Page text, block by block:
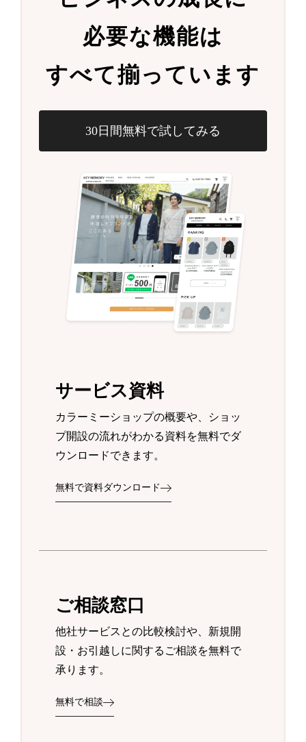
必要な機能は
すべて揃っています
30日間無料で試してみる
サービス資料
カラーミーショップの概要や、ショッ
プ開設の流れがわかる資料を無料でダ
ウンロードできます。
無料で資料ダウンロード
ご相談窓口
他社サービスとの比較検討や、新規開
設・お引越しに関するご相談を無料で
承ります。
無料で相談